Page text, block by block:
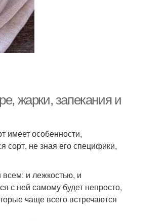
жарки, запекания и
имеет особенности,
не зная его специфики,
всем: и лежкостью, и
с ней самому будет непросто,
чаще всего встречаются